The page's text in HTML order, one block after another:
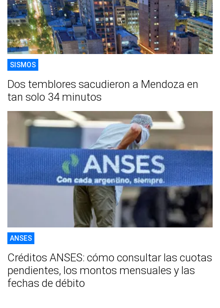
SISMOS
Dos temblores sacudieron a Mendoza en
tan solo 34 minutos
ANSES
Créditos ANSES: cómo consultar las cuotas
pendientes, los montos mensuales y las
fechas de débito